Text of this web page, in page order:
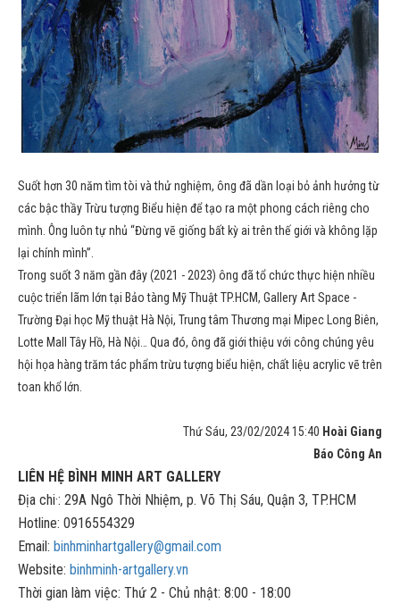
Suốt hơn 30 năm tìm tòi và thử nghiệm, ông đã dần loại bỏ ảnh hưởng từ
các bậc thầy Trừu tượng Biểu hiện để tạo ra một phong cách riêng cho
mình. Ông luôn tự nhủ “Đừng vẽ giống bất kỳ ai trên thế giới và không lặp
lại chính mình”.
Trong suốt 3 năm gần đây (2021 - 2023) ông đã tổ chức thực hiện nhiều
cuộc triển lãm lớn tại Bảo tàng Mỹ Thuật TP.HCM, Gallery Art Space -
Trường Đại học Mỹ thuật Hà Nội, Trung tâm Thương mại Mipec Long Biên,
Lotte Mall Tây Hồ, Hà Nội… Qua đó, ông đã giới thiệu với công chúng yêu
hội họa hàng trăm tác phẩm trừu tượng biểu hiện, chất liệu acrylic vẽ trên
toan khổ lớn.
Thứ Sáu, 23/02/2024 15:40 Hoài Giang
Báo Công An
LIÊN HỆ BÌNH MINH ART GALLERY
Địa chi·: 29A Ngô Thời Nhiệm, p. Võ Thị Sáu, Quận 3, TP.HCM
Hotline: 0916554329
Email: binhminhartgallery@gmail.com
Website: binhminh-artgallery.vn
Thời gian làm việc: Thứ 2 - Chủ nhật: 8:00 - 18:00